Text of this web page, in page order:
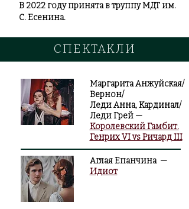
В 2022 году принята в труппу МДТ им.
С. Есенина.
СПЕКТАКЛИ
Маргарита Анжуйская/
Вернон/
Леди Анна, Кардинал/
Леди Грей —
Королевский Гамбит.
Генрих VI vs Ричард III​
Аглая Епанчина —
Идиот​